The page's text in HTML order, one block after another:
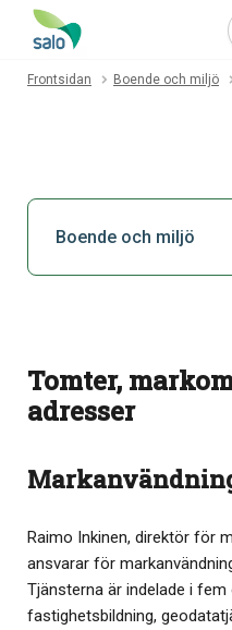
Frontsidan Boende och miljö
Boende och miljö
Tomter,
adresser
Raimo Inkinen, direktör för
ansvarar för
Tjänsterna är indelade i
fastighetsbildning,